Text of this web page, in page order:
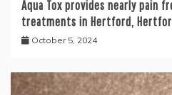
Aqua Tox provides nearly pain
treatments in Hertford,
October 5, 2024